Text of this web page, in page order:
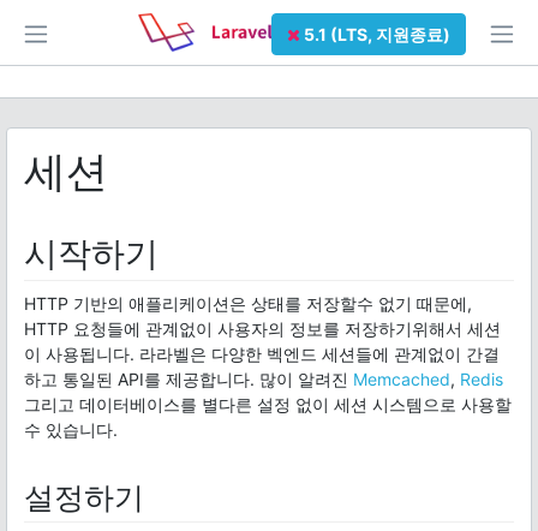
5.1 (LTS, 지원종료)
세션
시작하기
HTTP 기반의 애플리케이션은 상태를 저장할수 없기 때문에,
HTTP 요청들에 관계없이 사용자의 정보를 저장하기위해서 세션
이 사용됩니다. 라라벨은 다양한 벡엔드 세션들에 관계없이 간결
하고 통일된 API를 제공합니다. 많이 알려진 Memcached, Redis
그리고 데이터베이스를 별다른 설정 없이 세션 시스템으로 사용할
수 있습니다.
설정하기